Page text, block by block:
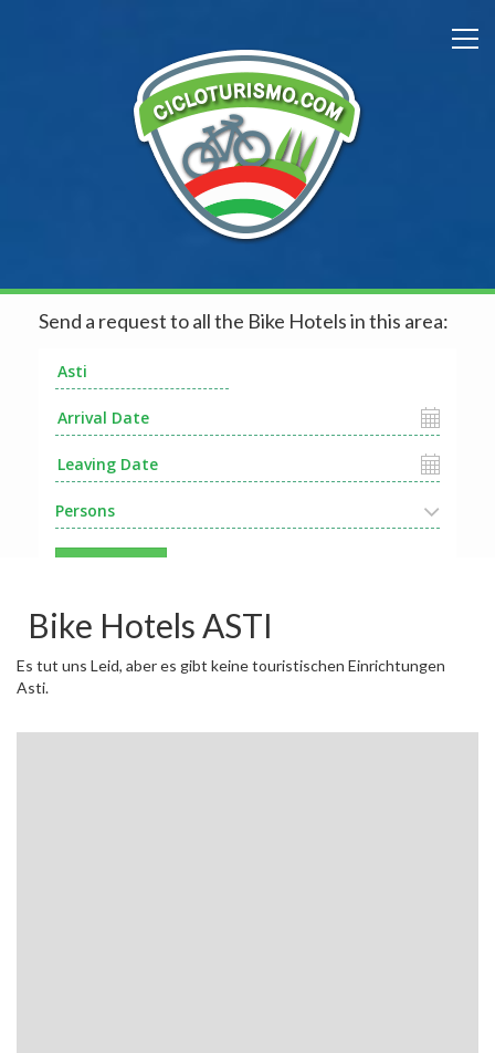
Send a request to all the Bike Hotels in this area:
Persons
Bike Hotels ASTI
Es tut uns Leid, aber es gibt keine touristischen Einrichtungen
Asti.